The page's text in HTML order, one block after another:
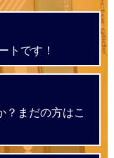
トです！
？まだの方はこ